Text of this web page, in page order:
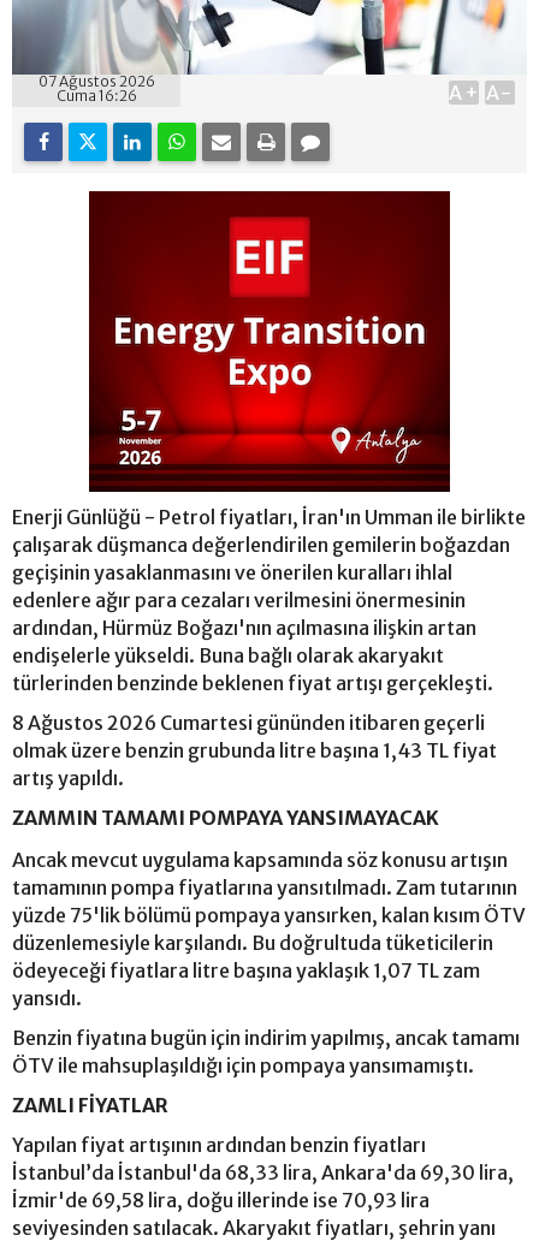
07 Ağustos 2026
Cuma 16:26
A+ A-
Enerji Günlüğü - Petrol fiyatları, İran'ın Umman ile birlikte
çalışarak düşmanca değerlendirilen gemilerin boğazdan
geçişinin yasaklanmasını ve önerilen kuralları ihlal
edenlere ağır para cezaları verilmesini önermesinin
ardından, Hürmüz Boğazı'nın açılmasına ilişkin artan
endişelerle yükseldi. Buna bağlı olarak akaryakıt
türlerinden benzinde beklenen fiyat artışı gerçekleşti.
8 Ağustos 2026 Cumartesi gününden itibaren geçerli
olmak üzere benzin grubunda litre başına 1,43 TL fiyat
artış yapıldı.
ZAMMIN TAMAMI POMPAYA YANSIMAYACAK
Ancak mevcut uygulama kapsamında söz konusu artışın
tamamının pompa fiyatlarına yansıtılmadı. Zam tutarının
yüzde 75'lik bölümü pompaya yansırken, kalan kısım ÖTV
düzenlemesiyle karşılandı. Bu doğrultuda tüketicilerin
ödeyeceği fiyatlara litre başına yaklaşık 1,07 TL zam
yansıdı.
Benzin fiyatına bugün için indirim yapılmış, ancak tamamı
ÖTV ile mahsuplaşıldığı için pompaya yansımamıştı.
ZAMLI FİYATLAR
Yapılan fiyat artışının ardından benzin fiyatları
İstanbul’da İstanbul'da 68,33 lira, Ankara'da 69,30 lira,
İzmir'de 69,58 lira, doğu illerinde ise 70,93 lira
seviyesinden satılacak. Akaryakıt fiyatları, şehrin yanı